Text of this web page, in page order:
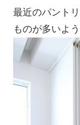
最近のパント
ものが多いよ